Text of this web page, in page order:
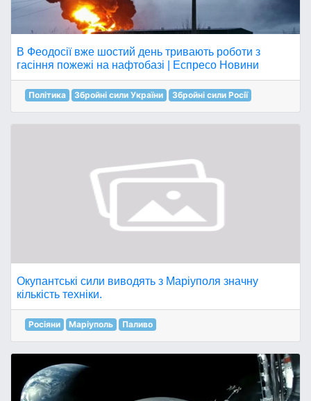
В Феодосії вже шостий день тривають роботи з
гасіння пожежі на нафтобазі | Еспресо Новини
Політика Збройні сили України Збройні сили Росії
Окупантські сили виводять з Маріуполя значну
кількість техніки.
Росіяни Маріуполь Паливо